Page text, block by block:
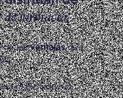
farmacia.
de lasventajasque
el 80% de tus